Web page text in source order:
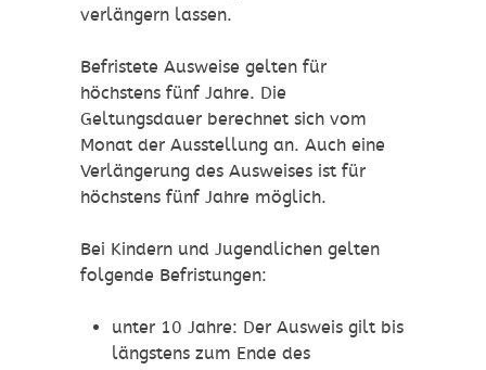
verlängern lassen.
Befristete Ausweise gelten für
höchstens fünf Jahre. Die
Geltungsdauer berechnet sich vom
Monat der Ausstellung an. Auch eine
Verlängerung des Ausweises ist für
höchstens fünf Jahre möglich.
Bei Kindern und Jugendlichen gelten
folgende Befristungen:
unter 10 Jahre: Der Ausweis gilt bis
längstens zum Ende des